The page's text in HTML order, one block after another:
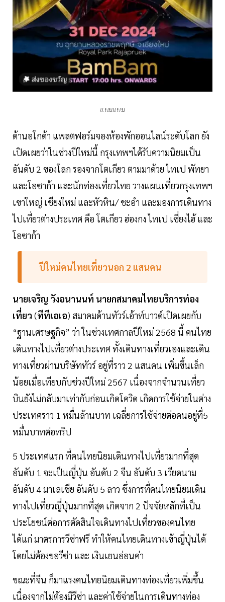
แบมแบม
ด้านอโกด้า แพลตฟอร์มจองห้องพักออนไลน์ระดับโลก ยัง
เปิดเผยว่าในช่วงปีใหม่นี้ กรุงเทพฯได้รับความนิยมเป็น
อันดับ 2 ของโลก รองจากโตเกียว ตามมาด้วย ไทเป พัทยา
และโอซาก้า และนักท่องเที่ยวไทย วางแผนเที่ยวกรุงเทพฯ
เขาใหญ่ เชียงใหม่ และหัวหิน/ ชะอำ และมองการเดินทาง
ไปเที่ยวต่างประเทศ คือ โตเกียว ฮ่องกง ไทเป เซี่ยงไฮ้ และ
โอซาก้า
ปีใหม่คนไทยเที่ยวนอก 2 แสนคน
นายเจริญ วังอนานนท์ นายกสมาคมไทยบริการท่อง
เที่ยว (ทีทีเอเอ) สมาคมด้านทัวร์เอ้าท์บาวด์เปิดเผยกับ
“ฐานเศรษฐกิจ” ว่า ในช่วงเทศกาลปีใหม่ 2568 นี้ คนไทย
เดินทางไปเที่ยวต่างประเทศ ทั้งเดินทางเที่ยวเองและเดิน
ทางเที่ยวผ่านบริษัททัวร์ อยู่ที่ราว 2 แสนคน เพิ่มขึ้นเล็ก
น้อยเมื่อเทียบกับช่วงปีใหม่ 2567 เนื่องจากจำนวนเที่ยว
บินยังไม่กลับมาเท่ากับก่อนเกิดโควิด เกิดการใช้จ่ายในต่าง
ประเทศราว 1 หมื่นล้านบาท เฉลี่ยการใช้จ่ายต่อคนอยู่ที่5
หมื่นบาทต่อทริป
5 ประเทศแรก ที่คนไทยนิยมเดินทางไปเที่ยวมากที่สุด
อันดับ 1 จะเป็นญี่ปุ่น อันดับ 2 จีน อันดับ 3 เวียดนาม
อันดับ 4 มาเลเซีย อันดับ 5 ลาว ซึ่งการที่คนไทยนิยมเดิน
ทางไปเที่ยวญี่ปุ่นมากที่สุด เกิดจาก 2 ปัจจัยหลักที่เป็น
ประโยชน์ต่อการตัดสินใจเดินทางไปเที่ยวของคนไทย
ได้แก่ มาตรการวีซ่าฟรี ทำให้คนไทยเดินทางเข้าญี่ปุ่นได้
โดยไม่ต้องขอวีซ่า และ เงินเยนอ่อนค่า
ขณะที่จีน ก็มาแรงคนไทยนิยมเดินทางท่องเที่ยวเพิ่มขึ้น
เนื่องจากไม่ต้องมีวีซ่า และค่าใช้จ่ายในการเดินทางท่อง